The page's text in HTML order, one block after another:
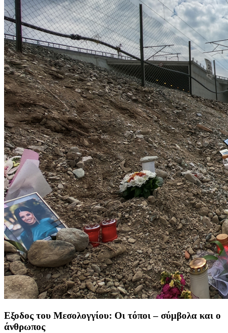
Εξοδος του Μεσολογγίου: Οι τόποι – σύμβολα και ο
άνθρωπος